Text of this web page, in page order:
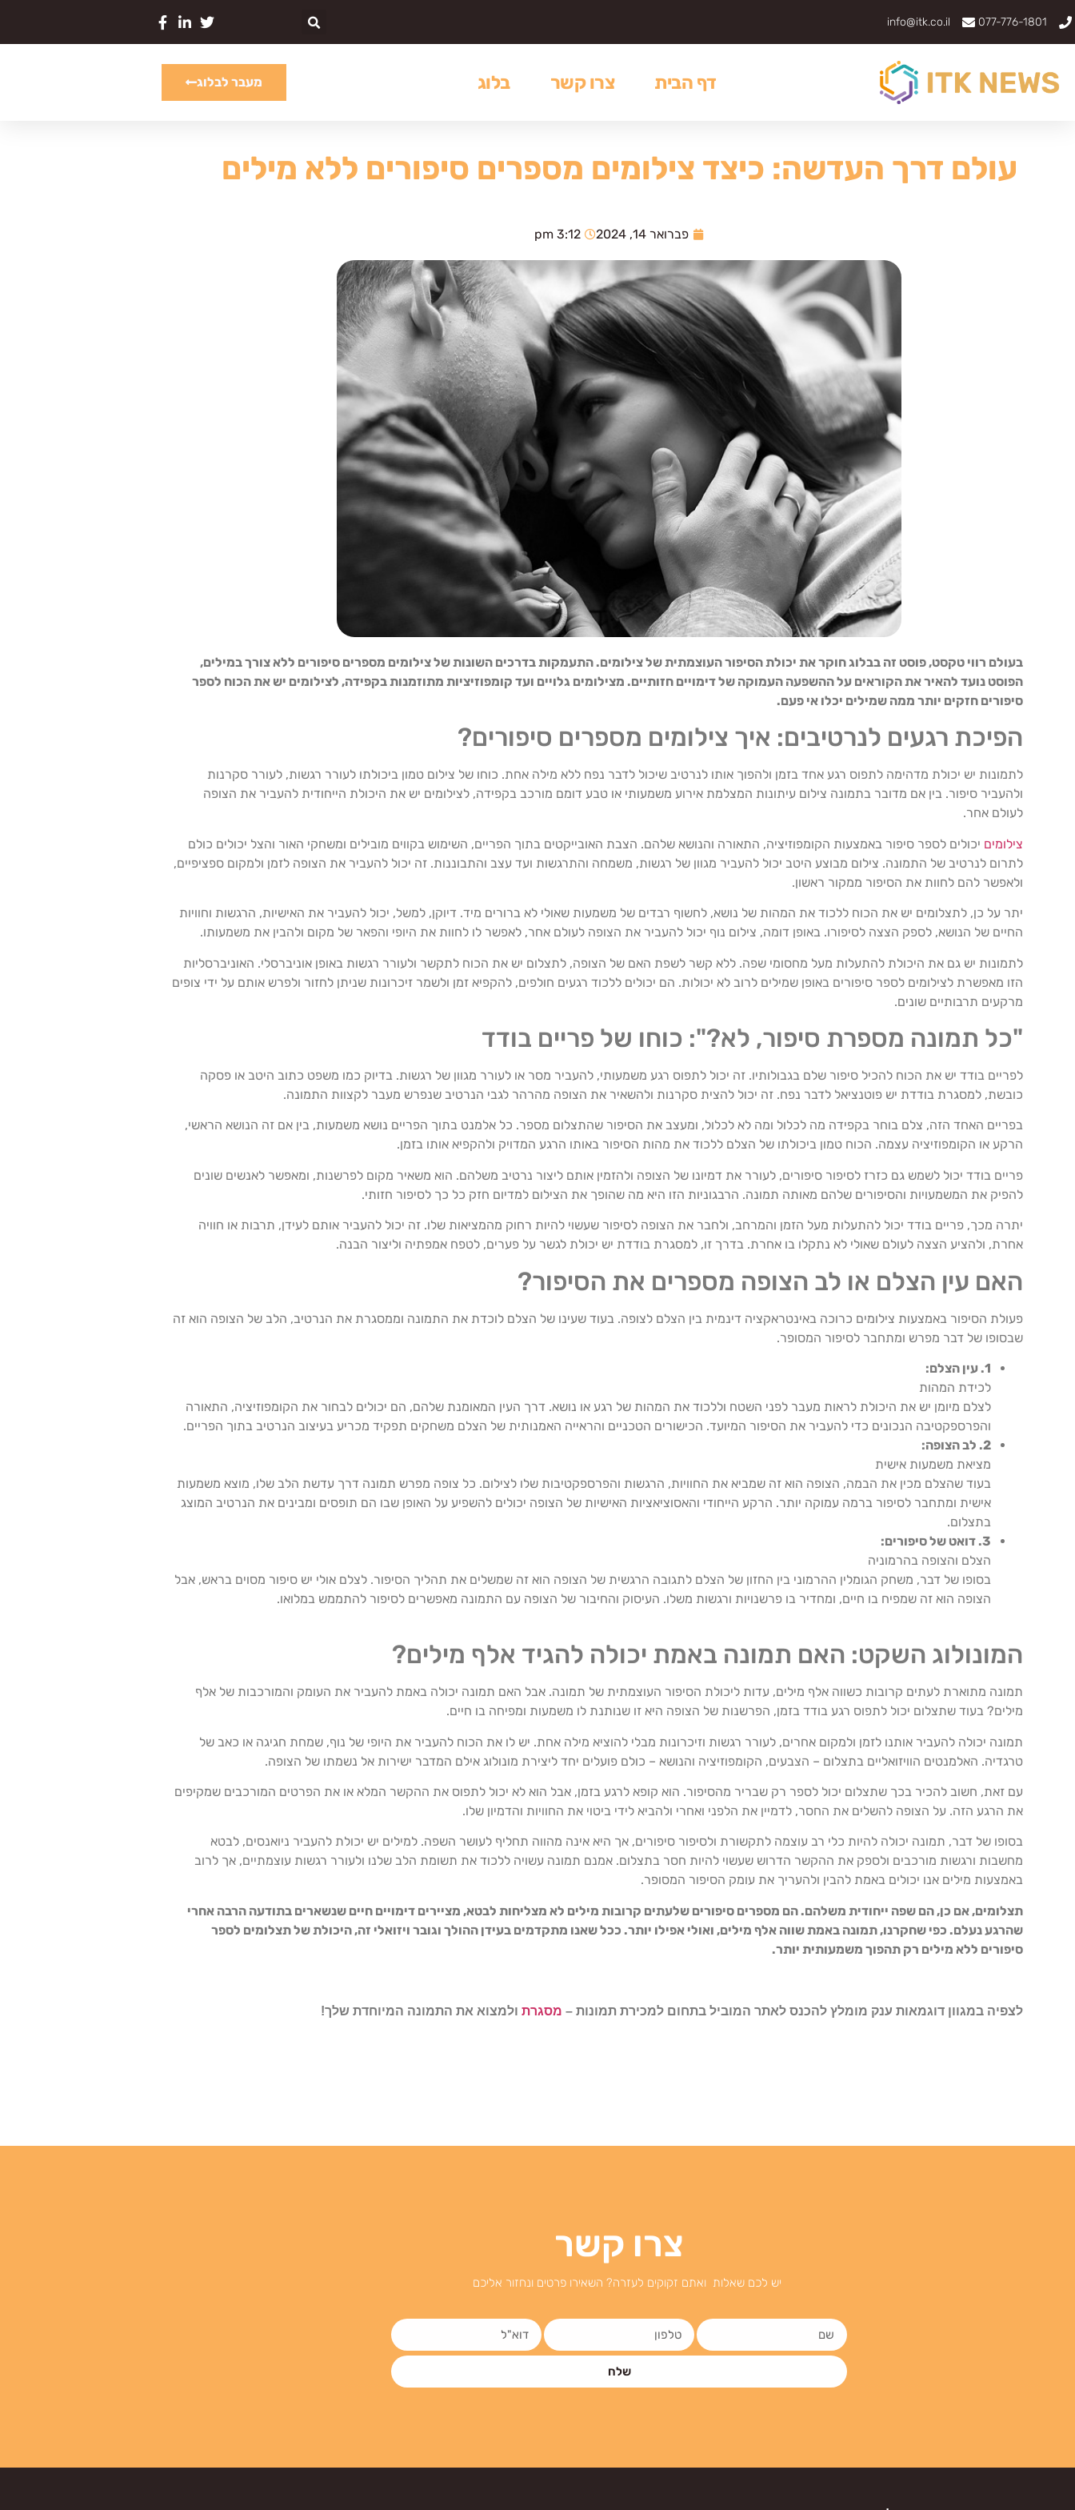
077-776-1801
info@itk.co.il
דף הבית צרו קשר בלוג מעבר לבלוג
עולם דרך העדשה: כיצד צילומים מספרים סיפורים ללא מילים
פברואר 14, 2024 3:12 pm
בעולם רווי טקסט, פוסט זה בבלוג חוקר את יכולת הסיפור העוצמתית של צילומים. התעמקות בדרכים השונות שלצילומים מספרים סיפורים ללא צורך במילים,
הפוסט נועד להאיר את הקוראים על ההשפעה העמוקה של דימויים חזותיים. מצילומים גלויים ועד קומפוזיציות מתוזמנות בקפידה, לצילומים יש את הכוח לספר
סיפורים חזקים יותר ממה שמילים יכלו אי פעם.
הפיכת רגעים לנרטיבים: איך צילומים מספרים סיפורים?
לתמונות יש יכולת מדהימה לתפוס רגע אחד בזמן ולהפוך אותו לנרטיב שיכול לדבר נפח ללא מילה אחת. כוחו של צילום טמון ביכולתו לעורר רגשות, לעורר סקרנות
ולהעביר סיפור. בין אם מדובר בתמונה צילום עיתונות המצלמת אירוע משמעותי או טבע דומם מורכב בקפידה, לצילומים יש את היכולת הייחודית להעביר את הצופה
לעולם אחר.
צילומים יכולים לספר סיפור באמצעות הקומפוזיציה, התאורה והנושא שלהם. הצבת האובייקטים בתוך הפריים, השימוש בקווים מובילים ומשחקי האור והצל יכולים כולם
לתרום לנרטיב של התמונה. צילום מבוצע היטב יכול להעביר מגוון של רגשות, משמחה והתרגשות ועד עצב והתבוננות. זה יכול להעביר את הצופה לזמן ולמקום ספציפיים,
ולאפשר להם לחוות את הסיפור ממקור ראשון.
יתר על כן, לתצלומים יש את הכוח ללכוד את המהות של נושא, לחשוף רבדים של משמעות שאולי לא ברורים מיד. דיוקן, למשל, יכול להעביר את האישיות, הרגשות וחוויות
החיים של הנושא, לספק הצצה לסיפורו. באופן דומה, צילום נוף יכול להעביר את הצופה לעולם אחר, לאפשר לו לחוות את היופי והפאר של מקום ולהבין את משמעותו.
לתמונות יש גם את היכולת להתעלות מעל מחסומי שפה. ללא קשר לשפת האם של הצופה, לתצלום יש את הכוח לתקשר ולעורר רגשות באופן אוניברסלי. האוניברסליות
הזו מאפשרת לצילומים לספר סיפורים באופן שמילים לרוב לא יכולות. הם יכולים ללכוד רגעים חולפים, להקפיא זמן ולשמר זיכרונות שניתן לחזור ולפרש אותם על ידי צופים
מרקעים תרבותיים שונים.
"כל תמונה מספרת סיפור, לא?": כוחו של פריים בודד
לפריים בודד יש את הכוח להכיל סיפור שלם בגבולותיו. זה יכול לתפוס רגע משמעותי, להעביר מסר או לעורר מגוון של רגשות. בדיוק כמו משפט כתוב היטב או פסקה
כובשת, למסגרת בודדת יש פוטנציאל לדבר נפח. זה יכול להצית סקרנות ולהשאיר את הצופה מהרהר לגבי הנרטיב שנפרש מעבר לקצוות התמונה.
בפריים האחד הזה, צלם בוחר בקפידה מה לכלול ומה לא לכלול, ומעצב את הסיפור שהתצלום מספר. כל אלמנט בתוך הפריים נושא משמעות, בין אם זה הנושא הראשי,
הרקע או הקומפוזיציה עצמה. הכוח טמון ביכולתו של הצלם ללכוד את מהות הסיפור באותו הרגע המדויק ולהקפיא אותו בזמן.
פריים בודד יכול לשמש גם כזרז לסיפור סיפורים, לעורר את דמיונו של הצופה ולהזמין אותם ליצור נרטיב משלהם. הוא משאיר מקום לפרשנות, ומאפשר לאנשים שונים
להפיק את המשמעויות והסיפורים שלהם מאותה תמונה. הרבגוניות הזו היא מה שהופך את הצילום למדיום חזק כל כך לסיפור חזותי.
יתרה מכך, פריים בודד יכול להתעלות מעל הזמן והמרחב, ולחבר את הצופה לסיפור שעשוי להיות רחוק מהמציאות שלו. זה יכול להעביר אותם לעידן, תרבות או חוויה
אחרת, ולהציע הצצה לעולם שאולי לא נתקלו בו אחרת. בדרך זו, למסגרת בודדת יש יכולת לגשר על פערים, לטפח אמפתיה וליצור הבנה.
האם עין הצלם או לב הצופה מספרים את הסיפור?
פעולת הסיפור באמצעות צילומים כרוכה באינטראקציה דינמית בין הצלם לצופה. בעוד שעינו של הצלם לוכדת את התמונה וממסגרת את הנרטיב, הלב של הצופה הוא זה
שבסופו של דבר מפרש ומתחבר לסיפור המסופר.
1. עין הצלם:
לכידת המהות
לצלם מיומן יש את היכולת לראות מעבר לפני השטח וללכוד את המהות של רגע או נושא. דרך העין המאומנת שלהם, הם יכולים לבחור את הקומפוזיציה, התאורה
והפרספקטיבה הנכונים כדי להעביר את הסיפור המיועד. הכישורים הטכניים והראייה האמנותית של הצלם משחקים תפקיד מכריע בעיצוב הנרטיב בתוך הפריים.
2. לב הצופה:
מציאת משמעות אישית
בעוד שהצלם מכין את הבמה, הצופה הוא זה שמביא את החוויות, הרגשות והפרספקטיבות שלו לצילום. כל צופה מפרש תמונה דרך עדשת הלב שלו, מוצא משמעות
אישית ומתחבר לסיפור ברמה עמוקה יותר. הרקע הייחודי והאסוציאציות האישיות של הצופה יכולים להשפיע על האופן שבו הם תופסים ומבינים את הנרטיב המוצג
בתצלום.
3. דואט של סיפורים:
הצלם והצופה בהרמוניה
בסופו של דבר, משחק הגומלין ההרמוני בין החזון של הצלם לתגובה הרגשית של הצופה הוא זה שמשלים את תהליך הסיפור. לצלם אולי יש סיפור מסוים בראש, אבל
הצופה הוא זה שמפיח בו חיים, ומחדיר בו פרשנויות ורגשות משלו. העיסוק והחיבור של הצופה עם התמונה מאפשרים לסיפור להתממש במלואו.
המונולוג השקט: האם תמונה באמת יכולה להגיד אלף מילים?
תמונה מתוארת לעתים קרובות כשווה אלף מילים, עדות ליכולת הסיפור העוצמתית של תמונה. אבל האם תמונה יכולה באמת להעביר את העומק והמורכבות של אלף
מילים? בעוד שתצלום יכול לתפוס רגע בודד בזמן, הפרשנות של הצופה היא זו שנותנת לו משמעות ומפיחה בו חיים.
תמונה יכולה להעביר אותנו לזמן ולמקום אחרים, לעורר רגשות וזיכרונות מבלי להוציא מילה אחת. יש לו את הכוח להעביר את היופי של נוף, שמחת חגיגה או כאב של
טרגדיה. האלמנטים הוויזואליים בתצלום – הצבעים, הקומפוזיציה והנושא – כולם פועלים יחד ליצירת מונולוג אילם המדבר ישירות אל נשמתו של הצופה.
עם זאת, חשוב להכיר בכך שתצלום יכול לספר רק שבריר מהסיפור. הוא קופא לרגע בזמן, אבל הוא לא יכול לתפוס את ההקשר המלא או את הפרטים המורכבים שמקיפים
את הרגע הזה. על הצופה להשלים את החסר, לדמיין את הלפני ואחרי ולהביא לידי ביטוי את החוויות והדמיון שלו.
בסופו של דבר, תמונה יכולה להיות כלי רב עוצמה לתקשורת ולסיפור סיפורים, אך היא אינה מהווה תחליף לעושר השפה. למילים יש יכולת להעביר ניואנסים, לבטא
מחשבות ורגשות מורכבים ולספק את ההקשר הדרוש שעשוי להיות חסר בתצלום. אמנם תמונה עשויה ללכוד את תשומת הלב שלנו ולעורר רגשות עוצמתיים, אך לרוב
באמצעות מילים אנו יכולים באמת להבין ולהעריך את עומק הסיפור המסופר.
תצלומים, אם כן, הם שפה ייחודית משלהם. הם מספרים סיפורים שלעתים קרובות מילים לא מצליחות לבטא, מציירים דימויים חיים שנשארים בתודעה הרבה אחרי
שהרגע נעלם. כפי שחקרנו, תמונה באמת שווה אלף מילים, ואולי אפילו יותר. ככל שאנו מתקדמים בעידן ההולך וגובר ויזואלי זה, היכולת של תצלומים לספר
סיפורים ללא מילים רק תהפוך משמעותית יותר.
לצפיה במגוון דוגמאות ענק מומלץ להכנס לאתר המוביל בתחום למכירת תמונות – מסגרת ולמצוא את התמונה המיוחדת שלך!
צרו קשר
יש לכם שאלות ואתם זקוקים לעזרה? השאירו פרטים ונחזור אליכם
שלח